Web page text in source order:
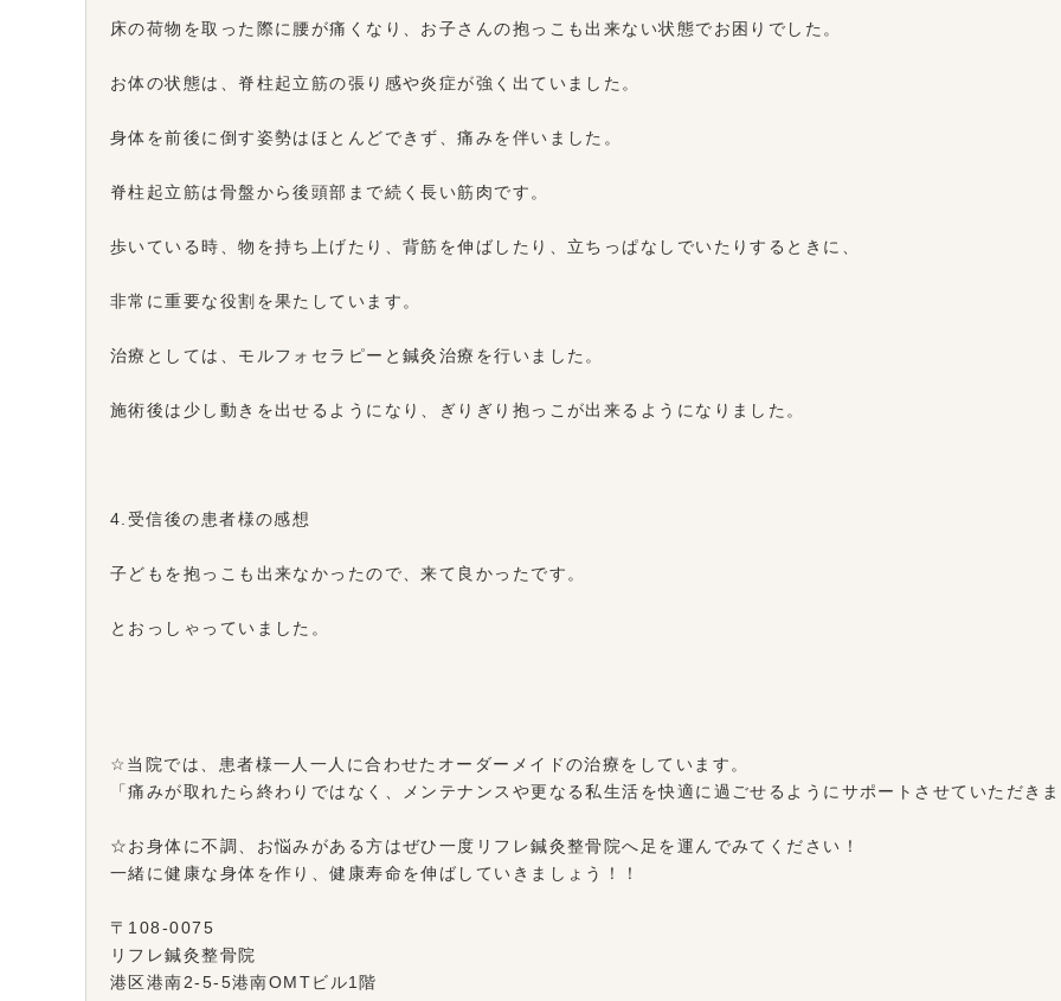
床の荷物を取った際に腰が痛くなり、お子さんの抱っこも出来ない状態でお困りでした。
お体の状態は、脊柱起立筋の張り感や炎症が強く出ていました。
身体を前後に倒す姿勢はほとんどできず、痛みを伴いました。
脊柱起立筋は骨盤から後頭部まで続く長い筋肉です。
歩いている時、物を持ち上げたり、背筋を伸ばしたり、立ちっぱなしでいたりするときに、
非常に重要な役割を果たしています。
治療としては、モルフォセラピーと鍼灸治療を行いました。
施術後は少し動きを出せるようになり、ぎりぎり抱っこが出来るようになりました。
4.受信後の患者様の感想
子どもを抱っこも出来なかったので、来て良かったです。
とおっしゃっていました。
☆当院では、患者様一人一人に合わせたオーダーメイドの治療をしています。
「痛みが取れたら終わりではなく、メンテナンスや更なる私生活を快適に過ごせるようにサポートさせていただき
☆お身体に不調、お悩みがある方はぜひ一度リフレ鍼灸整骨院へ足を運んでみてください！
一緒に健康な身体を作り、健康寿命を伸ばしていきましょう！！
〒108-0075
リフレ鍼灸整骨院
港区港南2-5-5港南OMTビル1階